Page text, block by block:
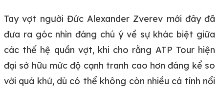
Tay vợt người Đức Alexander Zverev mới đây đã
đưa ra góc nhìn đáng chú ý về sự khác biệt giữa
các thế hệ quần vợt, khi cho rằng ATP Tour hiện
đại sở hữu mức độ cạnh tranh cao hơn đáng kể so
với quá khứ, dù có thể không còn nhiều cá tính nổi